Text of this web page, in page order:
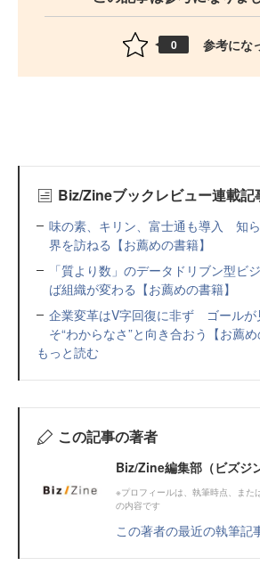
0 参考にな
Biz/Zineブックレビュー連載記
味の素、キリン、富士通も導入 知
界を訪ねる【お薦めの書籍】
「質より数」のデータドリブン型
ば組織が変わる【お薦めの書籍】
企業変革はV字回復に非ず ゴールが
そ“わからなさ”と向き合おう【お薦
もっと読む
この記事の著者
Biz/Zine編集部（ビズジ
※プロフィールは、執筆時点、また
の内容です
この著者の最近の執筆記